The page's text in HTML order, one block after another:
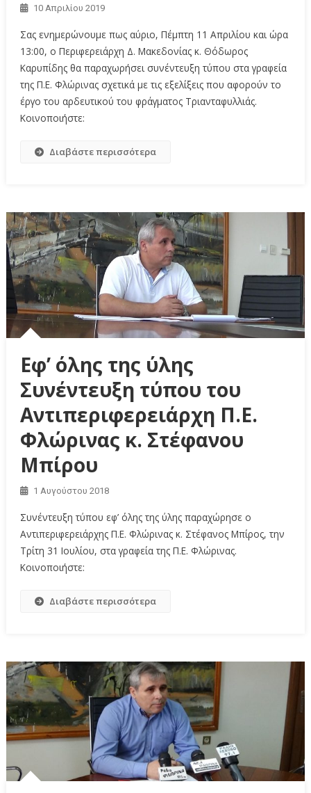
10 Απριλίου 2019
Σας ενημερώνουμε πως αύριο, Πέμπτη 11 Απριλίου και ώρα
13:00, ο Περιφερειάρχη Δ. Μακεδονίας κ. Θόδωρος
Καρυπίδης θα παραχωρήσει συνέντευξη τύπου στα γραφεία
της Π.Ε. Φλώρινας σχετικά με τις εξελίξεις που αφορούν το
έργο του αρδευτικού του φράγματος Τριανταφυλλιάς.
Κοινοποιήστε:
Διαβάστε περισσότερα
Εφ’ όλης της ύλης
Συνέντευξη τύπου του
Αντιπεριφερειάρχη Π.Ε.
Φλώρινας κ. Στέφανου
Μπίρου
1 Αυγούστου 2018
Συνέντευξη τύπου εφ’ όλης της ύλης παραχώρησε ο
Αντιπεριφερειάρχης Π.Ε. Φλώρινας κ. Στέφανος Μπίρος, την
Τρίτη 31 Ιουλίου, στα γραφεία της Π.Ε. Φλώρινας.
Κοινοποιήστε:
Διαβάστε περισσότερα